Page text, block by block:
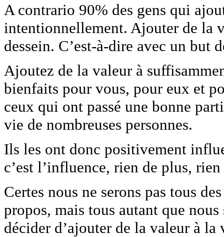
A contrario 90% des gens qui
intentionnellement. Ajouter de la
dessein. C’est-à-dire avec un but
Ajoutez de la valeur à
bienfaits pour vous, pour eux et
ceux qui ont passé une bonne
vie de nombreuses personnes.
Ils les ont donc positivement
c’est l’influence, rien de plus,
Certes nous ne serons pas tous
propos, mais tous autant que
décider d’ajouter de la valeur à